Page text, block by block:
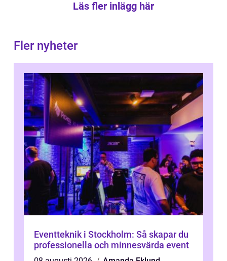
Läs fler inlägg här
Fler nyheter
Eventteknik i Stockholm: Så skapar du
professionella och minnesvärda event